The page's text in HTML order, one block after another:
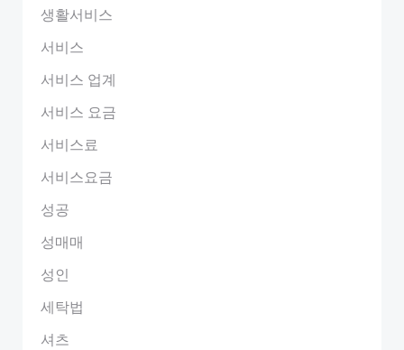
생활서비스
서비스
서비스 업계
서비스 요금
서비스료
서비스요금
성공
성매매
성인
세탁법
셔츠